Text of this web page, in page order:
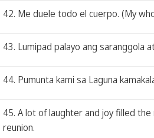
42. Me duele todo el cuerpo. (My
43. Lumipad palayo ang saranggola
44. Pumunta kami sa Laguna
45. A lot of laughter and joy filled
reunion.